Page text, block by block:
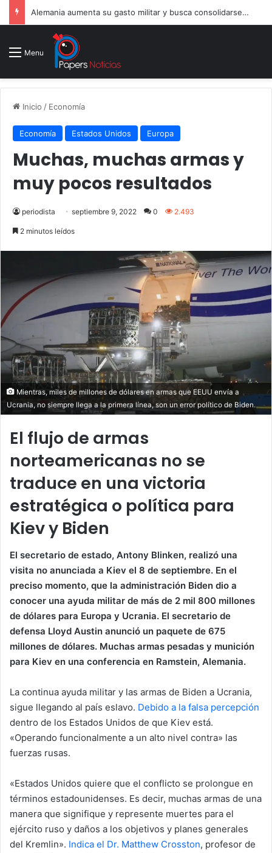
Alemania aumenta su gasto militar y busca consolidarse como potencia armamentística ante la amenaza rusa
Menu
Inicio / Economía
Economía Estados Unidos Europa
Muchas, muchas armas y
muy pocos resultados
periodista septiembre 9, 2022 0 2.493
2 minutos leídos
Mientras, miles de millones de dólares en armas que EEUU envía a
Ucrania, no siempre llega a la primera línea, son un error político de Biden.
El flujo de armas
norteamericanas no se
traduce en una victoria
estratégica o política para
Kiev y Biden
El secretario de estado, Antony Blinken, realizó una
visita no anunciada a Kiev el 8 de septiembre. En el
preciso momento, que la administración Biden dio a
conocer una ayuda militar de más de 2 mil 800 millones
de dólares para Europa y Ucrania. El secretario de
defensa Lloyd Austin anunció un paquete de 675
millones de dólares. Muchas armas pesadas y munición
para Kiev en una conferencia en Ramstein, Alemania.
La continua ayuda militar y las armas de Biden a Ucrania,
sigue llegando al país eslavo. Debido a la falsa percepción
dentro de los Estados Unidos de que Kiev está.
«Operando funcionalmente a un alto nivel contra» las
fuerzas rusas.
«Estados Unidos quiere que el conflicto se prolongue en
términos estadounidenses. Es decir, muchas armas de una
manera que signifique y represente muertes para el
ejército ruso y daños a los objetivos y planes generales
del Kremlin». Indica el Dr. Matthew Crosston, profesor de